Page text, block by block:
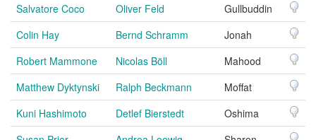
Salvatore Coco
Oliver Feld
Gullbuddin
Colin Hay
Bernd Schramm
Jonah
Robert Mammone
Nicolas Böll
Mahood
Matthew Dyktynski
Ralph Beckmann
Moffat
Kuni Hashimoto
Detlef Bierstedt
Oshima